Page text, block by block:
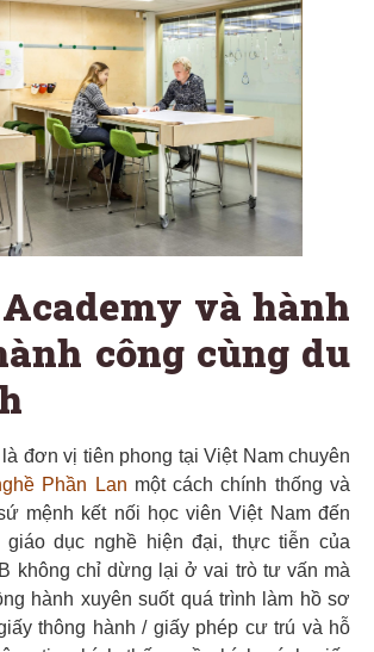
và hành
công cùng du
đơn vị tiên phong tại Việt Nam chuyên
Phần Lan một cách chính thống và
mệnh kết nối học viên Việt Nam đến
dục nghề hiện đại, thực tiễn của
không chỉ dừng lại ở vai trò tư vấn mà
hành xuyên suốt quá trình làm hồ sơ
thông hành / giấy phép cư trú và hỗ